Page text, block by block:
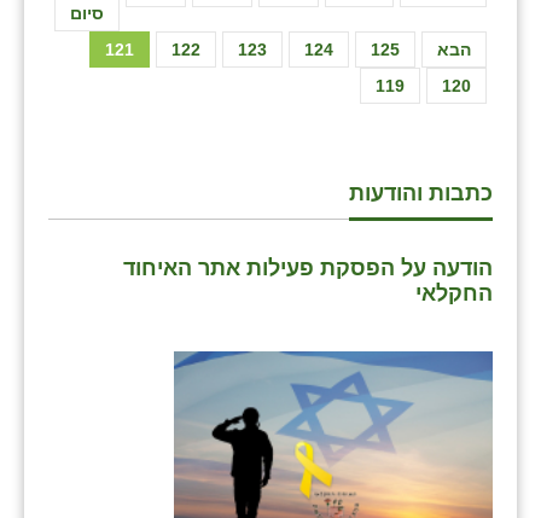
119 120
121 122 123 124 125 הבא
סיום
כתבות והודעות
הודעה על הפסקת פעילות אתר האיחוד
החקלאי